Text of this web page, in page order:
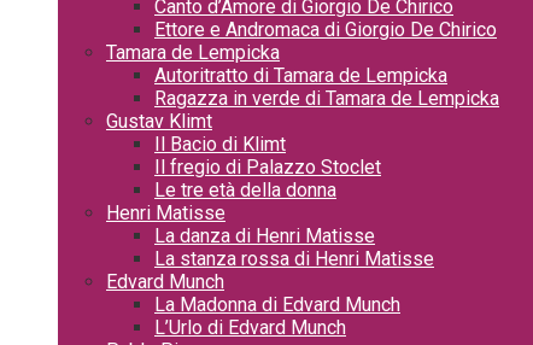
Canto d’Amore di Giorgio De Chirico
Ettore e Andromaca di Giorgio De Chirico
Tamara de Lempicka
Autoritratto di Tamara de Lempicka
Ragazza in verde di Tamara de Lempicka
Gustav Klimt
Il Bacio di Klimt
Il fregio di Palazzo Stoclet
Le tre età della donna
Henri Matisse
La danza di Henri Matisse
La stanza rossa di Henri Matisse
Edvard Munch
La Madonna di Edvard Munch
L’Urlo di Edvard Munch